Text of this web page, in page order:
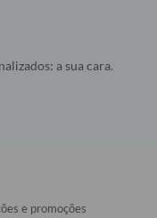
a sua cara.
e promoções